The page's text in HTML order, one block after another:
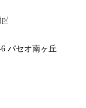
パセオ南ヶ丘